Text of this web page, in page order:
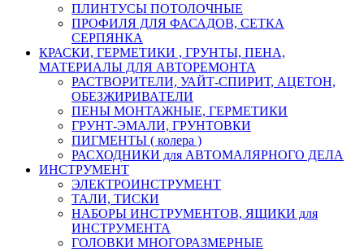
ПЛИНТУСЫ ПОТОЛОЧНЫЕ
ПРОФИЛЯ ДЛЯ ФАСАДОВ, СЕТКА
СЕРПЯНКА
КРАСКИ, ГЕРМЕТИКИ , ГРУНТЫ, ПЕНА,
МАТЕРИАЛЫ ДЛЯ АВТОРЕМОНТА
РАСТВОРИТЕЛИ, УАЙТ-СПИРИТ, АЦЕТОН,
ОБЕЗЖИРИВАТЕЛИ
ПЕНЫ МОНТАЖНЫЕ, ГЕРМЕТИКИ
ГРУНТ-ЭМАЛИ, ГРУНТОВКИ
ПИГМЕНТЫ ( колера )
РАСХОДНИКИ для АВТОМАЛЯРНОГО ДЕЛА
ИНСТРУМЕНТ
ЭЛЕКТРОИНСТРУМЕНТ
ТАЛИ, ТИСКИ
НАБОРЫ ИНСТРУМЕНТОВ, ЯЩИКИ для
ИНСТРУМЕНТА
ГОЛОВКИ МНОГОРАЗМЕРНЫЕ